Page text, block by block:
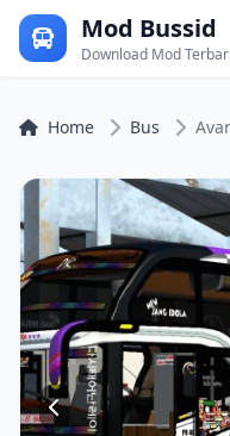
Mod Bussid
Download Mod
Home Bus